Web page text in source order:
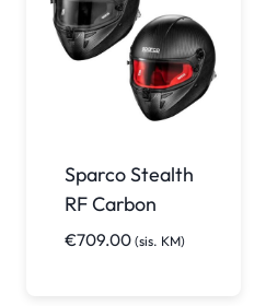
Sparco Stealth
RF Carbon
€709.00 (sis. KM)